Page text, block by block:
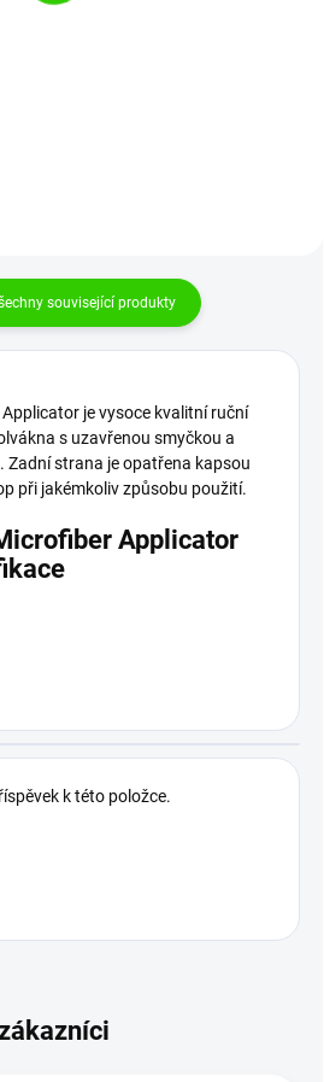
související produkty
je vysoce kvalitní ruční
s uzavřenou smyčkou a
Zadní strana je opatřena kapsou
při jakémkoliv způsobu použití.
Applicator
k této položce.